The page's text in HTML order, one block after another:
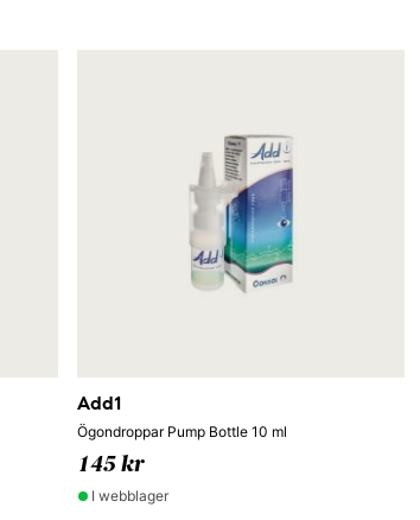
Add1
Ögondroppar Pump Bottle 10 ml
145 kr
I webblager